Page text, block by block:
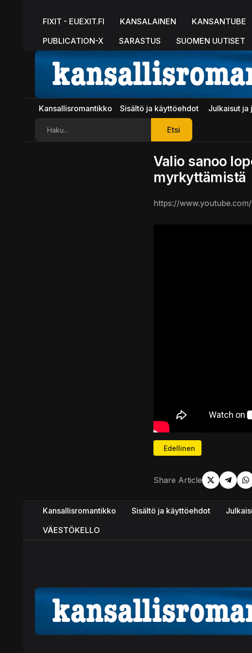
FIXIT - EUEXIT.FI KANSALAINEN KANSANTUBE
PUBLICATION-X
SARASTUS SUOMEN UUTISET
Kansallisromantikko Sisältö ja käyttöehdot Julkaisut ja
Etsi
Valio sanoo
myrkyttämistä
https://
Edellinen artikkeli:
Edellinen
Share Article
Kansallisromantikko Sisältö ja käyttöehdot
VÄESTÖKELLO